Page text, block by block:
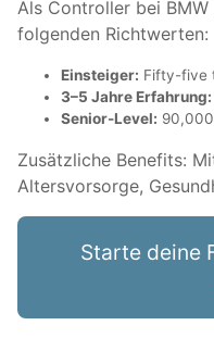
Als Controller bei
folgenden Richtwerten:
Einsteiger: Fifty-five
3–5 Jahre Erfahrung:
Senior-Level:
Zusätzliche Benefits:
Altersvorsorge,
Starte deine